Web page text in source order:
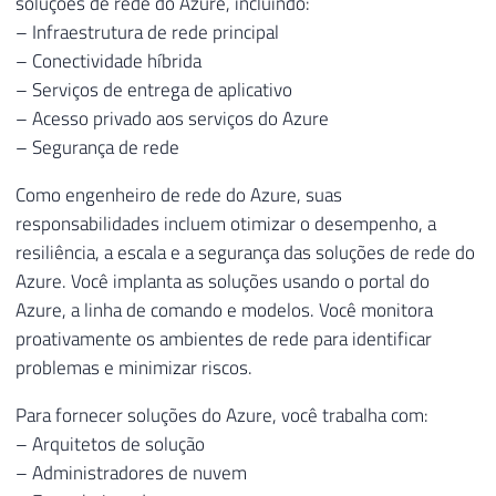
– Infraestrutura de rede principal
– Conectividade híbrida
– Serviços de entrega de aplicativo
– Acesso privado aos serviços do Azure
– Segurança de rede
Como engenheiro de rede do Azure, suas
responsabilidades incluem otimizar o desempenho, a
resiliência, a escala e a segurança das soluções de rede do
Azure. Você implanta as soluções usando o portal do
Azure, a linha de comando e modelos. Você monitora
proativamente os ambientes de rede para identificar
problemas e minimizar riscos.
Para fornecer soluções do Azure, você trabalha com:
– Arquitetos de solução
– Administradores de nuvem